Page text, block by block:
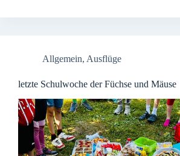
Allgemein, Ausflüge
letzte Schulwoche der Füchse und Mäuse